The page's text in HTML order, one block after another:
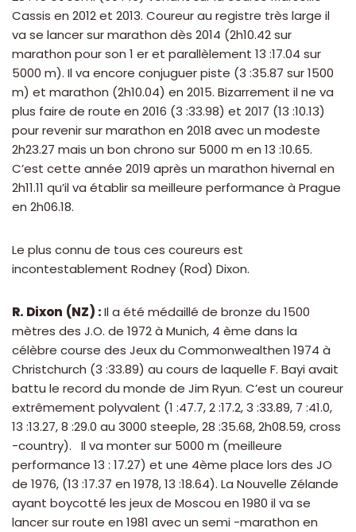
Cassis en 2012 et 2013. Coureur au registre très large il
va se lancer sur marathon dès 2014 (2h10.42 sur
marathon pour son 1 er et parallèlement 13 :17.04 sur
5000 m). Il va encore conjuguer piste (3 :35.87 sur 1500
m) et marathon (2h10.04) en 2015. Bizarrement il ne va
plus faire de route en 2016 (3 :33.98) et 2017 (13 :10.13)
pour revenir sur marathon en 2018 avec un modeste
2h23.27 mais un bon chrono sur 5000 m en 13 :10.65.
C’est cette année 2019 après un marathon hivernal en
2h11.11 qu’il va établir sa meilleure performance à Prague
en 2h06.18.
Le plus connu de tous ces coureurs est
incontestablement Rodney (Rod) Dixon.
R. Dixon (NZ) :Il a été médaillé de bronze du 1500
mètres des J.O. de 1972 à Munich, 4 ème dans la
célèbre course des Jeux du Commonwealthen 1974 à
Christchurch (3 :33.89) au cours de laquelle F. Bayi avait
battu le record du monde de Jim Ryun. C’est un coureur
extrêmement polyvalent (1 :47.7, 2 :17.2, 3 :33.89, 7 :41.0,
13 :13.27, 8 :29.0 au 3000 steeple, 28 :35.68, 2h08.59, cross
-country). Il va monter sur 5000 m (meilleure
performance 13 : 17.27) et une 4ème place lors des JO
de 1976, (13 :17.37 en 1978, 13 :18.64). La Nouvelle Zélande
ayant boycotté les jeux de Moscou en 1980 il va se
lancer sur route en 1981 avec un semi -marathon en